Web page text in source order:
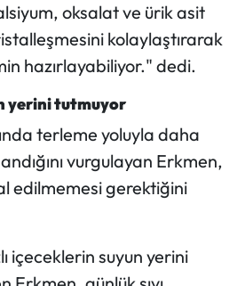
oksalat ve ürik asit
kolaylaştırarak
hazırlayabiliyor." dedi.
yerini tutmuyor
terleme yoluyla daha
vurgulayan Erkmen,
edilmemesi gerektiğini
içeceklerin suyun yerini